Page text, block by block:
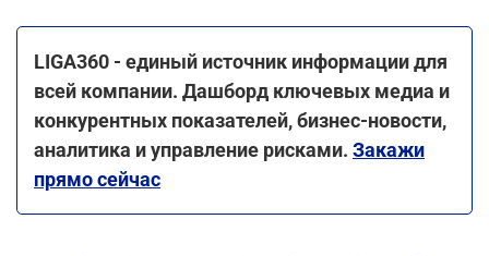
LIGA360 - единый источник информации для
всей компании. Дашборд ключевых медиа и
конкурентных показателей, бизнес-новости,
аналитика и управление рисками. Закажи
прямо сейчас